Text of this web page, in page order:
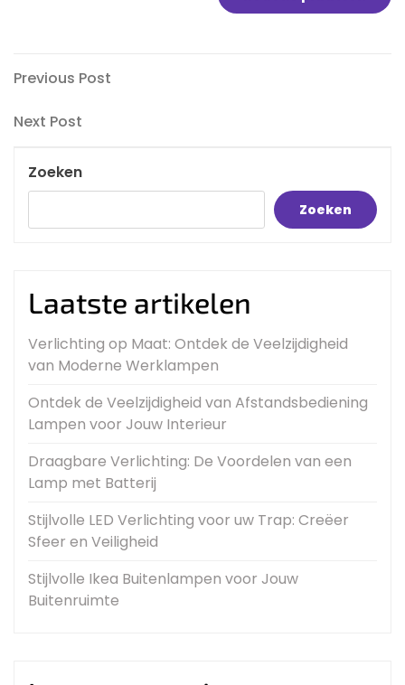
Bericht
navigatie
Previous
Previous Post
Next
Next Post
Zoeken
Zoeken
Laatste artikelen
Verlichting op Maat: Ontdek de Veelzijdigheid
van Moderne Werklampen
Ontdek de Veelzijdigheid van Afstandsbediening
Lampen voor Jouw Interieur
Draagbare Verlichting: De Voordelen van een
Lamp met Batterij
Stijlvolle LED Verlichting voor uw Trap: Creëer
Sfeer en Veiligheid
Stijlvolle Ikea Buitenlampen voor Jouw
Buitenruimte